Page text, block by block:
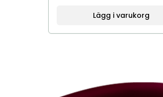
Lägg i varukorg